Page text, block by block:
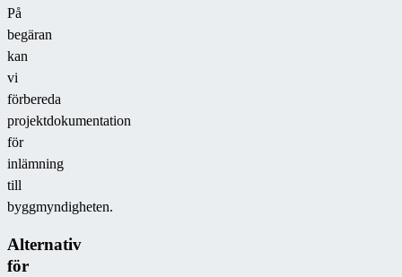
På
begäran
kan
vi
förbereda
projektdokumentation
för
inlämning
till
byggmyndigheten.
Alternativ
för